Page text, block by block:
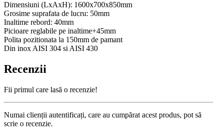
Dimensiuni (LxAxH): 1600x700x850mm
Grosime suprafata de lucru: 50mm
Inaltime rebord: 40mm
Picioare reglabile pe inaltime+45mm
Polita pozitionata la 150mm de pamant
Din inox AISI 304 si AISI 430
Recenzii
Fii primul care lasă o recenzie!
Numai clienții autentificați, care au cumpărat acest produs, pot să
scrie o recenzie.